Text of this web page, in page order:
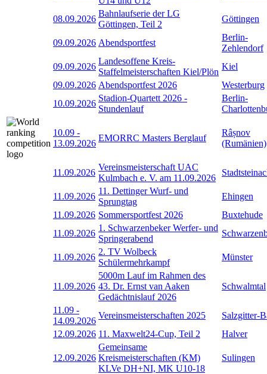
08.09.2026
Bahnlaufserie der LG
Göttingen, Teil 2
Göttingen
09.09.2026 Abendsportfest
Berlin-
Zehlendorf
09.09.2026
Landesoffene Kreis-
Staffelmeisterschaften Kiel/Plön
Kiel
09.09.2026 Abendsportfest 2026
Westerburg
10.09.2026
Stadion-Quartett 2026 -
Stundenlauf
Berlin-
10.09 -
13.09.2026
EMORRC Masters Berglauf
Râșnov
(Rumänien)
11.09.2026
Vereinsmeisterschaft UAC
Kulmbach e. V. am 11.09.2026
11.09.2026
11. Dettinger Wurf- und
Sprungtag
Ehingen
11.09.2026 Sommersportfest 2026
Buxtehude
11.09.2026
1. Schwarzenbeker Werfer- und
Springerabend
11.09.2026
2. TV Wolbeck
Schülermehrkampf
Münster
11.09.2026
5000m Lauf im Rahmen des
43. Dr. Ernst van Aaken
Gedächtnislauf 2026
Schwalmtal
11.09 -
14.09.2026
Vereinsmeisterschaften 2025
Salzgitter-
12.09.2026 11. Maxwelt24-Cup, Teil 2 Halver
12.09.2026
Gemeinsame
Kreismeisterschaften (KM)
KLVe DH+NI, MK U10-18
Sulingen